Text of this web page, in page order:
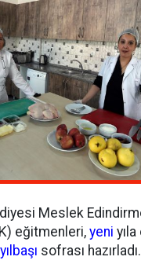
Meslek
eğitmenleri, yeni
yılbaşı sofrası hazırladı.